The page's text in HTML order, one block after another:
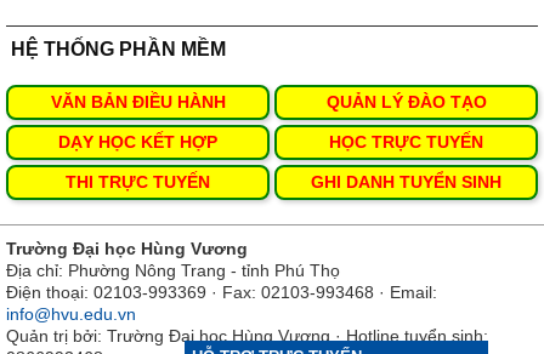
HỆ THỐNG PHẦN MỀM
VĂN BẢN ĐIỀU HÀNH QUẢN LÝ ĐÀO TẠO
DẠY HỌC KẾT HỢP HỌC TRỰC TUYẾN
THI TRỰC TUYẾN GHI DANH TUYỂN SINH
Trường Đại học Hùng Vương
Địa chỉ: Phường Nông Trang - tỉnh Phú Thọ
Điện thoại: 02103-993369 · Fax: 02103-993468 · Email:
info@hvu.edu.vn
Quản trị bởi: Trường Đại học Hùng Vương · Hotline tuyển sinh: